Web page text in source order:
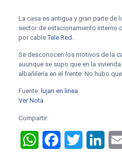
La casa es antigua y gran parte de
sector de estacionamiento interno
por cableTele Red .
Se desconocen los motivos de la
auunque se supo que en la
albañilería en el frente. No hubo
Fuente: lujan en linea
Ver Nota
Compartir:
WhatsAppFacebookTwitter